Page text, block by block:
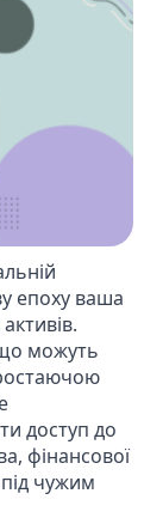
епоху ваша
можуть
доступ до
фінансової
чужим